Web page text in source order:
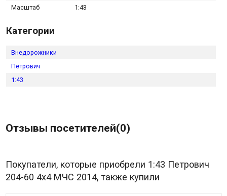
Масштаб 1:43
Категории
Внедорожники
Петрович
1:43
Отзывы посетителей(0)
Покупатели, которые приобрели 1:43 Петрович
204-60 4х4 МЧС 2014, также купили